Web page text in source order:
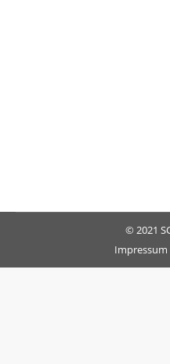
© 2021
Impressum